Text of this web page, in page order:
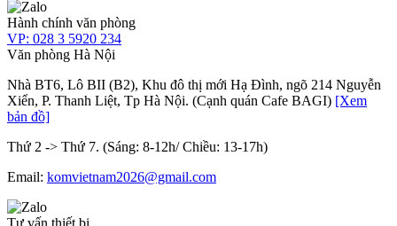
Hành chính văn phòng
VP: 028 3 5920 234
Văn phòng Hà Nội
Nhà BT6, Lô BII (B2), Khu đô thị mới Hạ Đình, ngõ 214 Nguyễn
Xiển, P. Thanh Liệt, Tp Hà Nội. (Cạnh quán Cafe BAGI) [Xem
bản đồ]
Thứ 2 -> Thứ 7. (Sáng: 8-12h/ Chiều: 13-17h)
Email: komvietnam2026@gmail.com